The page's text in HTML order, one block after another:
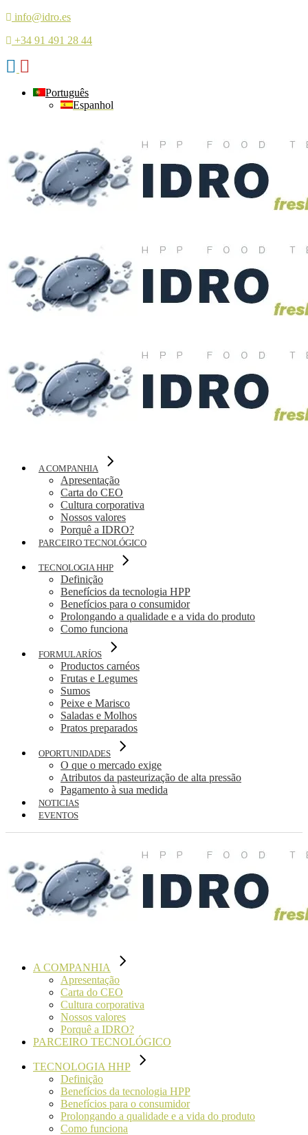
info@idro.es
+34 91 491 28 44
Português
Espanhol
A COMPANHIA
Apresentação
Carta do CEO
Cultura corporativa
Nossos valores
Porquê a IDRO?
PARCEIRO TECNOLÓGICO
TECNOLOGIA HHP
Definição
Benefícios da tecnologia HPP
Benefícios para o consumidor
Prolongando a qualidade e a vida do produto
Como funciona
FORMULARÍOS
Productos carnéos
Frutas e Legumes
Sumos
Peixe e Marisco
Saladas e Molhos
Pratos preparados
OPORTUNIDADES
O que o mercado exige
Atributos da pasteurização de alta pressão
Pagamento à sua medida
NOTICIAS
EVENTOS
A COMPANHIA
Apresentação
Carta do CEO
Cultura corporativa
Nossos valores
Porquê a IDRO?
PARCEIRO TECNOLÓGICO
TECNOLOGIA HHP
Definição
Benefícios da tecnologia HPP
Benefícios para o consumidor
Prolongando a qualidade e a vida do produto
Como funciona